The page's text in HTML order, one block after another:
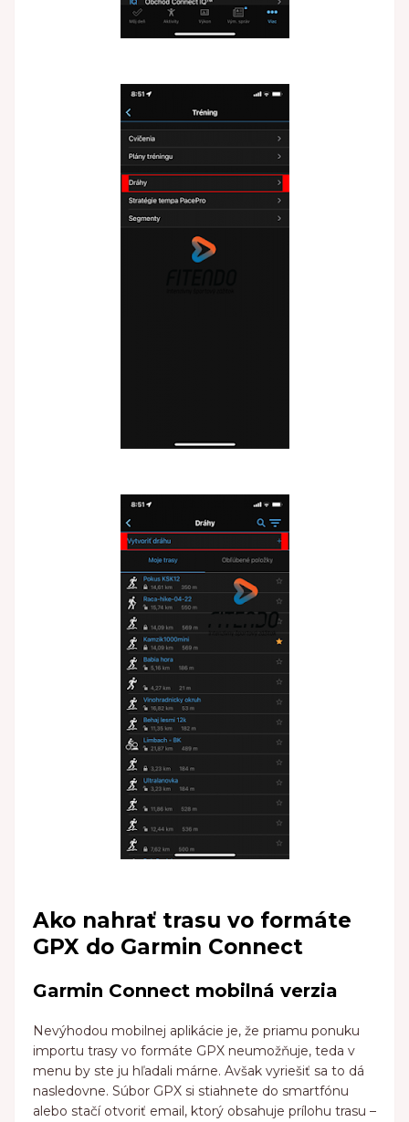
Ako nahrať trasu vo formáte
GPX do Garmin Connect
Garmin Connect mobilná verzia
Nevýhodou mobilnej aplikácie je, že priamu ponuku
importu trasy vo formáte GPX neumožňuje, teda v
menu by ste ju hľadali márne. Avšak vyriešiť sa to dá
nasledovne. Súbor GPX si stiahnete do smartfónu
alebo stačí otvoriť email, ktorý obsahuje prílohu trasu –